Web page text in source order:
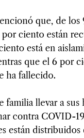
que, de los
ciento están
está en
que el 6 por
ha fallecido.
familia llevar a sus
contra COVID-
están